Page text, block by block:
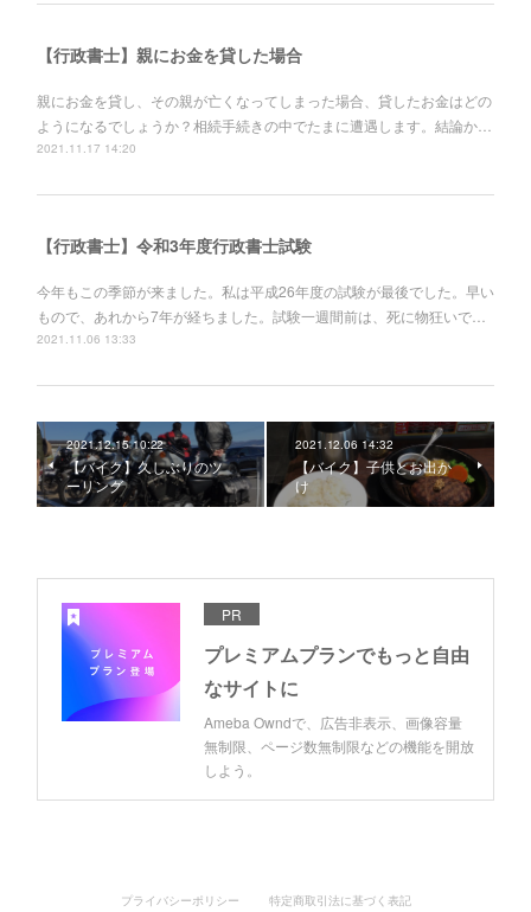
【行政書士】親にお金を貸した場合
親にお金を貸し、その親が亡くなってしまった場合、貸したお金はどの
ようになるでしょうか？相続手続きの中でたまに遭遇します。結論か…
2021.11.17 14:20
【行政書士】令和3年度行政書士試験
今年もこの季節が来ました。私は平成26年度の試験が最後でした。早い
もので、あれから7年が経ちました。試験一週間前は、死に物狂いで…
2021.11.06 13:33
2021.12.15 10:22
【バイク】久しぶりのツ
ーリング
2021.12.06 14:32
【バイク】子供とお出か
け
PR
プレミアムプランでもっと自由
なサイトに
Ameba Owndで、広告非表示、画像容量
無制限、ページ数無制限などの機能を開放
しよう。
プライバシーポリシー 特定商取引法に基づく表記